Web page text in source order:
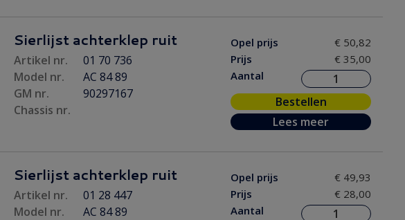
Sierlijst achterklep ruit
Artikel nr.
01 70 736
Model nr.
AC 84 89
GM nr.
90297167
Chassis nr.
Opel prijs
€ 50,82
Prijs
€ 35,00
Aantal
Bestellen
Lees meer
Sierlijst achterklep ruit
Artikel nr.
01 28 447
Model nr.
AC 84 89
Opel prijs
€ 49,93
Prijs
€ 28,00
Aantal